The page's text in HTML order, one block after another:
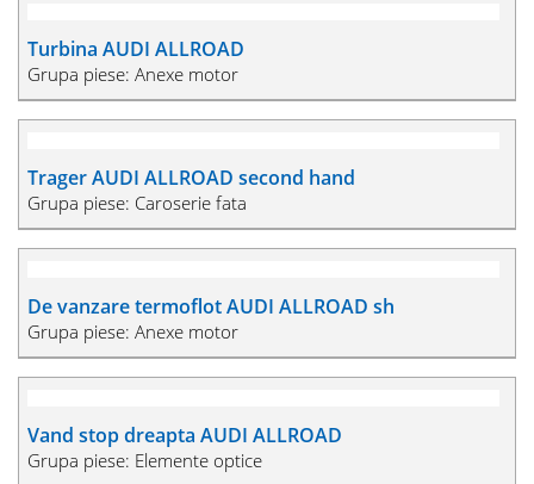
De vanzare usa stanga fata portiera stg AUDI